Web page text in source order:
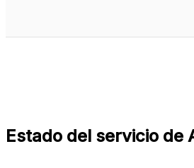
Estado del servicio de